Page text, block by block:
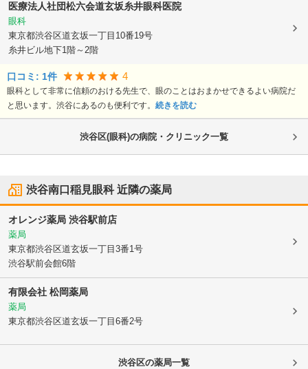
医療法人社団松六会道玄坂糸井眼科医院
眼科
東京都渋谷区道玄坂一丁目10番19号
糸井ビル地下1階～2階
口コミ: 1件 4
眼科として非常に信頼のおける先生で、眼のことはおまかせできるよい病院だ
と思います。渋谷にあるのも便利です。 続きを読む
渋谷区(眼科)の病院・クリニック一覧
渋谷南口稲見眼科近隣の薬局
オレンジ薬局 渋谷駅前店
薬局
東京都渋谷区道玄坂一丁目3番1号
渋谷駅前会館6階
有限会社 松岡薬局
薬局
東京都渋谷区道玄坂一丁目6番2号
渋谷区の薬局一覧